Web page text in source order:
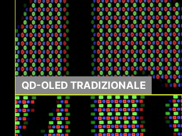
QD-OLED TRADIZIONALE
0,03ms GtG
Tempo di risposta